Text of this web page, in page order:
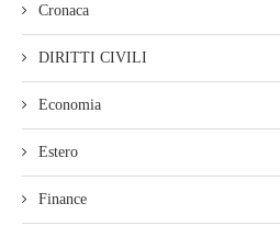
Cronaca
DIRITTI CIVILI
Economia
Estero
Finance